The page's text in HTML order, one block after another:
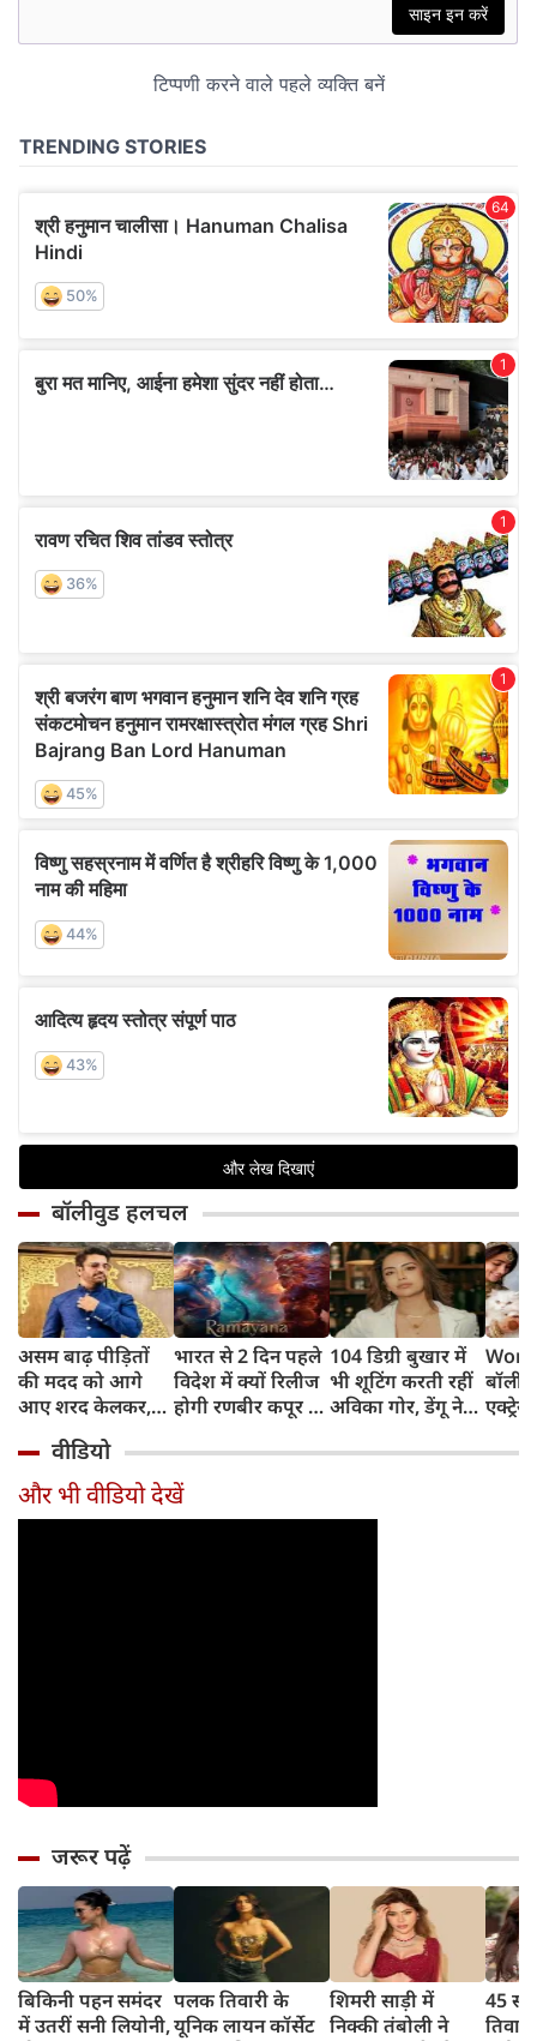
बॉलीवुड हलचल
असम बाढ़ पीड़ितों
की मदद को आगे
आए शरद केलकर,
साथ की भावुक
अपील
भारत से 2 दिन पहले
विदेश में क्यों रिलीज
होगी रणबीर कपूर की
मल्होत्रा ने बताया
रिलीज प्लान
104 डिग्री बुखार में
भी शूटिंग करती रहीं
अविका गोर, डेंगू ने
अस्पताल में भर्ती
प्यार
वीडियो
और भी वीडियो देखें
जरूर पढ़ें
बिकिनी पहन समंदर
में उतरीं सनी लियोनी,
पलक तिवारी के
यूनिक लायन कॉर्सेट
शिमरी साड़ी में
निक्की तंबोली ने
45